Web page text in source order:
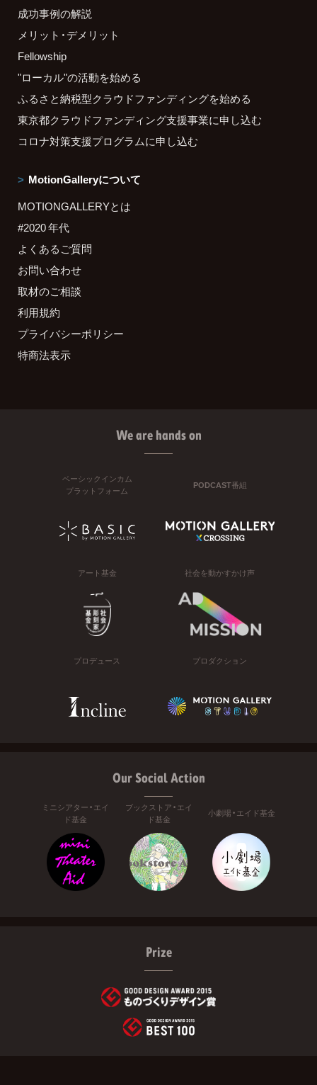
成功事例の解説
メリット・デメリット
Fellowship
"ローカル"の活動を始める
ふるさと納税型クラウドファンディングを始める
東京都クラウドファンディング支援事業に申し込む
コロナ対策支援プログラムに申し込む
MotionGalleryについて
MOTIONGALLERYとは
#2020 年代
よくあるご質問
お問い合わせ
取材のご相談
利用規約
プライバシーポリシー
特商法表示
We are hands on
ベーシックインカム
プラットフォーム
PODCAST番組
アート基金 社会を動かすかけ声
プロデュース プロダクション
Our Social Action
ミニシアター・エイ
ド基金
ブックストア・エイ
ド基金
小劇場・エイド基金
Prize